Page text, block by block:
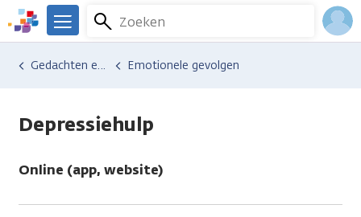
Overslaan
en
naar
We
er
Kanker.nl
Zoeken
Menu
Hulp en ondersteuning
Vind hulp bij kanker
Gedachten en emoties Emotionele gevolgen
Depressiehulp
Online (app, website)